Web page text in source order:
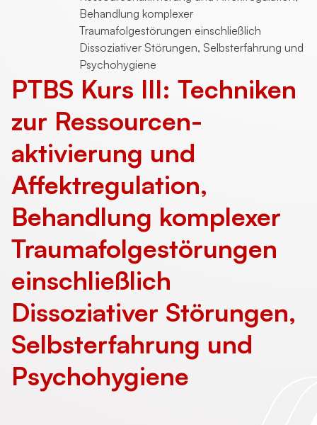
Behandlung komplexer
Traumafolgestörungen einschließlich
Dissoziativer Störungen, Selbsterfahrung und
Psychohygiene
PTBS Kurs III: Techniken
zur Ressourcen­
aktivierung und
Affektregulation,
Behandlung komplexer
Trauma­folge­störungen
einschließlich
Dissoziativer Störungen,
Selbst­erfahrung und
Psychohygiene